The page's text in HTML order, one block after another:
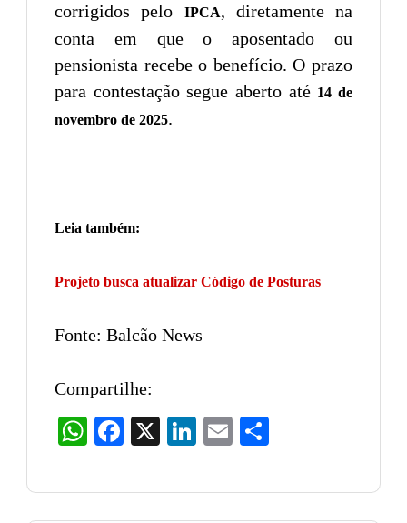
corrigidos pelo
IPCA, diretamente na
conta em que o aposentado ou
pensionista recebe o benefício. O prazo
para contestação segue aberto até 14 de
novembro de 2025.
Leia também:
Projeto busca atualizar Código de Posturas
Fonte: Balcão News
Compartilhe:
WhatsAppFacebook LinkedIn
Email